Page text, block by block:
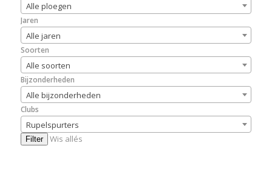
Alle ploegen
Jaren
Alle jaren
Soorten
Alle soorten
Bijzonderheden
Alle bijzonderheden
Clubs
Rupelspurters
Filter Wis allés